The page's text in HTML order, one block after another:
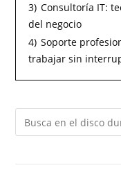
3) Consultoría IT:
del negocio
4) Soporte
trabajar sin